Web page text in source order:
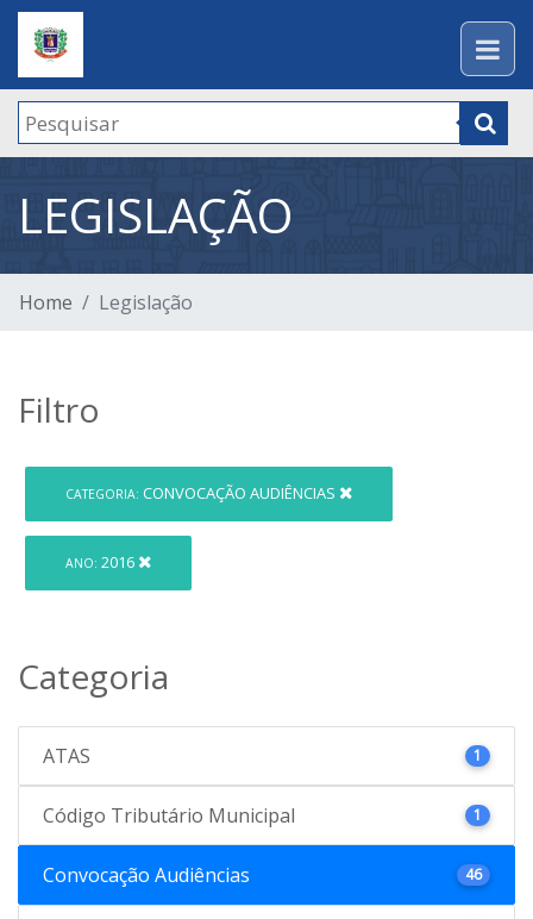
LEGISLAÇÃO
Home Legislação
Filtro
CATEGORIA: CONVOCAÇÃO AUDIÊNCIAS
ANO: 2016
Categoria
ATAS 1
Código Tributário Municipal 1
Convocação Audiências 46